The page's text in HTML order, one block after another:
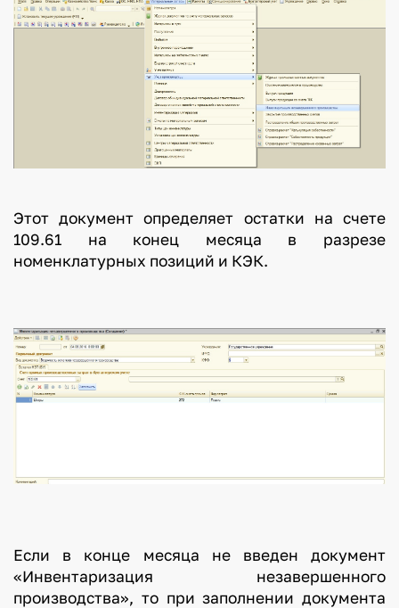
Этот документ определяет остатки на счете
109.61 на конец месяца в разрезе
номенклатурных позиций и КЭК.
Если в конце месяца не введен документ
«Инвентаризация незавершенного
производства», то при заполнении документа